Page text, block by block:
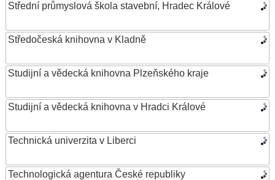
Střední průmyslová škola stavební, Hradec Králové
Středočeská knihovna v Kladně
Studijní a vědecká knihovna Plzeňského kraje
Studijní a vědecká knihovna v Hradci Králové
Technická univerzita v Liberci
Technologická agentura České republiky